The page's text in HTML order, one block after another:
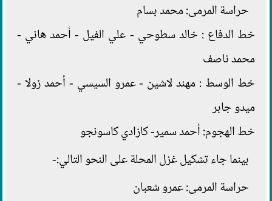
حراسة المرمى: محمد بسام
خط الدفاع : خالد سطوحي - علي الفيل - أحمد هاني -
محمد ناصف
خط الوسط : مهند لاشين - عمرو السيسي - أحمد زولا -
ميدو جابر
خط الهجوم: أحمد سمير- كازادي كاسونجو
بينما جاء تشكيل غزل المحلة على النحو التالي:-
حراسة المرمى: عمرو شعبان